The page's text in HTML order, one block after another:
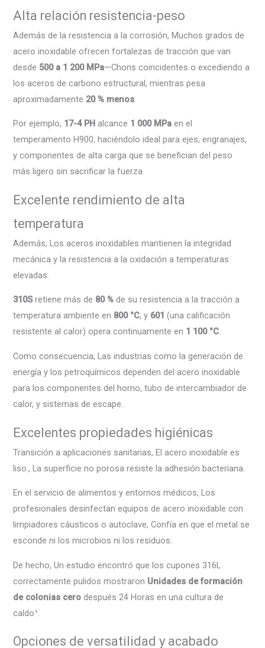
Alta relación resistencia-peso
Además de la resistencia a la corrosión, Muchos grados de
acero inoxidable ofrecen fortalezas de tracción que van
desde 500 a 1 200 MPa—Chons coincidentes o excediendo a
los aceros de carbono estructural, mientras pesa
aproximadamente 20 % menos.
Por ejemplo, 17-4 PH alcance 1 000 MPa en el
temperamento H900, haciéndolo ideal para ejes, engranajes,
y componentes de alta carga que se benefician del peso
más ligero sin sacrificar la fuerza.
Excelente rendimiento de alta
temperatura
Además, Los aceros inoxidables mantienen la integridad
mecánica y la resistencia a la oxidación a temperaturas
elevadas.
310Sretiene más de 80 % de su resistencia a la tracción a
temperatura ambiente en 800 °C, y 601 (una calificación
resistente al calor) opera continuamente en 1 100 °C.
Como consecuencia, Las industrias como la generación de
energía y los petroquímicos dependen del acero inoxidable
para los componentes del horno, tubo de intercambiador de
calor, y sistemas de escape.
Excelentes propiedades higiénicas
Transición a aplicaciones sanitarias, El acero inoxidable es
liso., La superficie no porosa resiste la adhesión bacteriana.
En el servicio de alimentos y entornos médicos, Los
profesionales desinfectan equipos de acero inoxidable con
limpiadores cáusticos o autoclave, Confía en que el metal se
esconde ni los microbios ni los residuos.
De hecho, Un estudio encontró que los cupones 316L
correctamente pulidos mostraron Unidades de formación
de colonias cero después 24 Horas en una cultura de
caldo¹.
Opciones de versatilidad y acabado